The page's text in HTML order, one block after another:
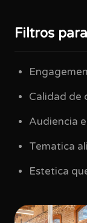
Filtros
Calidad de
Audiencia
Tematica
Estetica